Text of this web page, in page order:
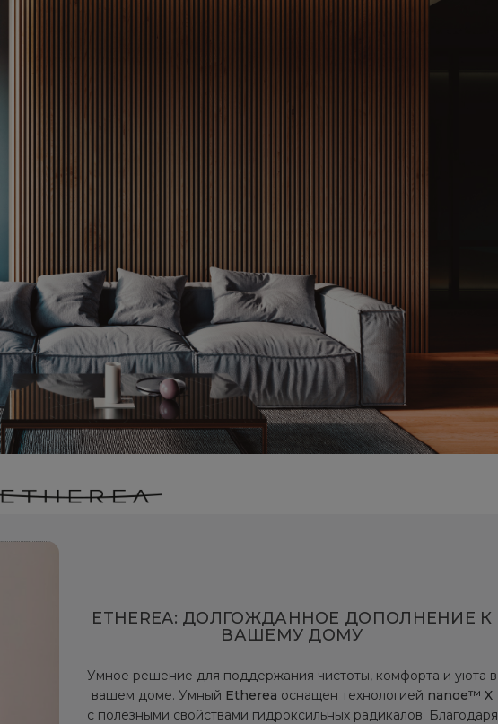
ETHEREA: ДОЛГОЖДАННОЕ ДОПОЛНЕНИЕ К
ВАШЕМУ ДОМУ
Умное решение для поддержания чистоты, комфорта и уюта в
вашем доме. Умный Etherea оснащен технологией nanoe™ X
с полезными свойствами гидроксильных радикалов. Благодаря